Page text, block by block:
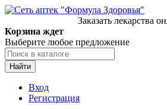
Заказать лекарства
Корзина ждет
Выберите любое предложение
Найти
Вход
Регистрация